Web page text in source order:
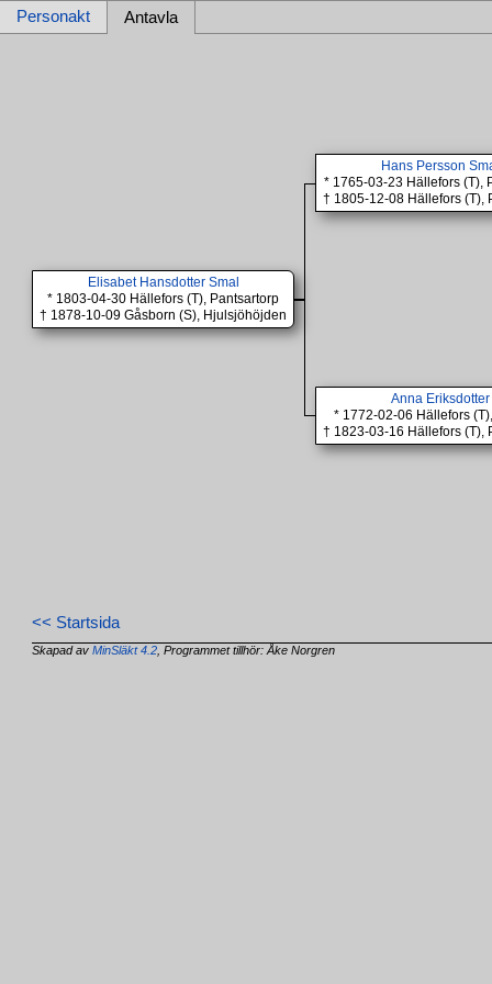
Personakt Antavla
Elisabet Hansdotter Smal
* 1803-04-30 Hällefors (T), Pantsartorp
† 1878-10-09 Gåsborn (S), Hjulsjöhöjden
Hans Persson
* 1765-03-23 Hällefors (T),
† 1805-12-08 Hällefors (T),
Anna Eriksdotter
* 1772-02-06 Hällefors
† 1823-03-16 Hällefors (T),
<< Startsida
Skapad avMinSläkt 4.2 , Programmet tillhör: Åke Norgren